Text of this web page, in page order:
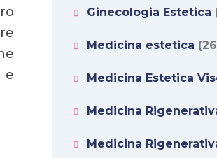
e
Ginecologia Estetica
Medicina estetica
Medicina Estetica
Medicina
Medicina